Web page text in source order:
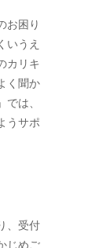
お困り
いうえ
カリキ
く聞か
は、
うサポ
、受付
じめご